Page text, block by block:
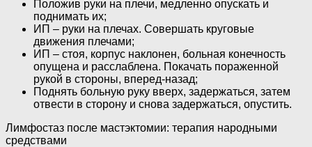
Положив руки на плечи, медленно опускать и
поднимать их;
ИП – руки на плечах. Совершать круговые
движения плечами;
ИП – стоя, корпус наклонен, больная конечность
опущена и расслаблена. Покачать пораженной
рукой в стороны, вперед-назад;
Поднять больную руку вверх, задержаться, затем
отвести в сторону и снова задержаться, опустить.
Лимфостаз после мастэктомии: терапия народными
средствами